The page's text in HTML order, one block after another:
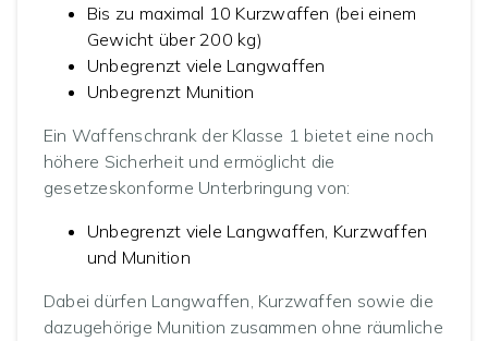
Bis zu maximal 10 Kurzwaffen (bei einem
Gewicht über 200 kg)
Unbegrenzt viele Langwaffen
Unbegrenzt Munition
Ein Waffenschrank der Klasse 1 bietet eine noch
höhere Sicherheit und ermöglicht die
gesetzeskonforme Unterbringung von:
Unbegrenzt viele Langwaffen, Kurzwaffen
und Munition
Dabei dürfen Langwaffen, Kurzwaffen sowie die
dazugehörige Munition zusammen ohne räumliche